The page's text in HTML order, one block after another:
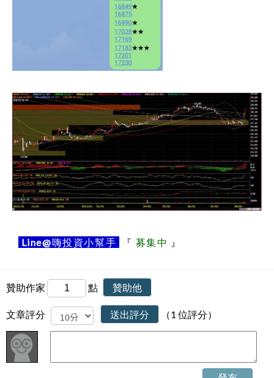
Line@嗨投資小幫手 『 募集中 』
贊助作家 點 贊助他
文章評分 送出評分 （1 位評分）